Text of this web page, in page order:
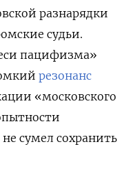
разнарядки
судьи.
пацифизма»
резонанс
«московского
сумел сохранить